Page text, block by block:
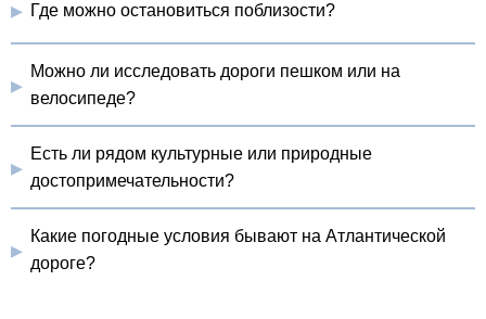
Где можно остановиться поблизости?
Можно ли исследовать дороги пешком или на
велосипеде?
Есть ли рядом культурные или природные
достопримечательности?
Какие погодные условия бывают на Атлантической
дороге?